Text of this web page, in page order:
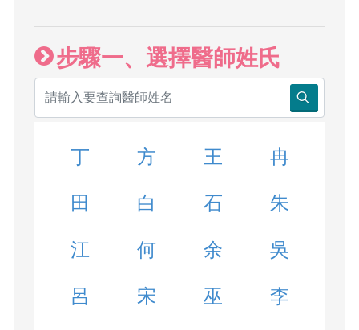
步驟一、選擇醫師姓氏
丁 方 王 冉
田 白 石 朱
江 何 余 吳
呂 宋 巫 李